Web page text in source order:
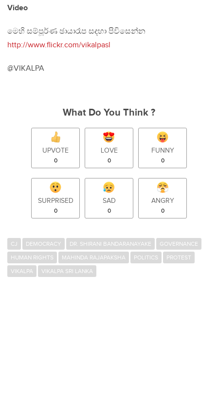
Video
මෙහි සම්පූර්ණ ඡායාරෑප සදහා පිවිසෙන්න
http://www.flickr.com/vikalpasl
@VIKALPA
What Do You Think ?
UPVOTE
0
LOVE
0
FUNNY
0
SURPRISED
0
SAD
0
ANGRY
0
CJ DEMOCRACY DR. SHIRANI BANDARANAYAKE
GOVERNANCE
HUMAN RIGHTS
MAHINDA RAJAPAKSHA POLITICS
PROTEST
VIKALPA
VIKALPA SRI LANKA